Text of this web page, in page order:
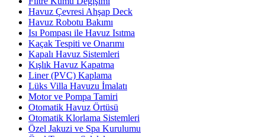
Havuz Çevresi Ahşap Deck
Havuz Robotu Bakımı
Isı Pompası ile Havuz Isıtma
Kaçak Tespiti ve Onarımı
Kapalı Havuz Sistemleri
Kışlık Havuz Kapatma
Liner (PVC) Kaplama
Lüks Villa Havuzu İmalatı
Motor ve Pompa Tamiri
Otomatik Havuz Örtüsü
Otomatik Klorlama Sistemleri
Özel Jakuzi ve Spa Kurulumu